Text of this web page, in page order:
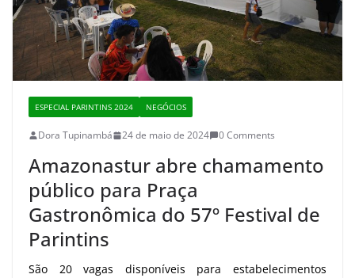
ESPECIAL PARINTINS 2024 NEGÓCIOS
Dora Tupinambá 24 de maio de 2024 0 Comments
Amazonastur abre chamamento
público para Praça
Gastronômica do 57º Festival de
Parintins
São 20 vagas disponíveis para estabelecimentos